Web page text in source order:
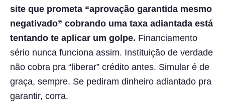
site que prometa “aprovação garantida mesmo
negativado” cobrando uma taxa adiantada está
tentando te aplicar um golpe. Financiamento
sério nunca funciona assim. Instituição de verdade
não cobra pra “liberar” crédito antes. Simular é de
graça, sempre. Se pediram dinheiro adiantado pra
garantir, corra.